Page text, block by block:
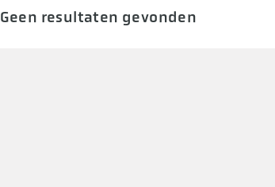
Geen resultaten gevonden